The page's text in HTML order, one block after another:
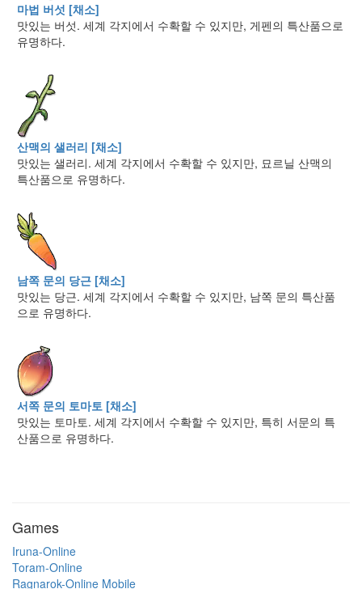
마법 버섯 [채소]
맛있는 버섯. 세계 각지에서 수확할 수 있지만, 게펜의 특산품으로
유명하다.
산맥의 샐러리 [채소]
맛있는 샐러리. 세계 각지에서 수확할 수 있지만, 묘르닐 산맥의
특산품으로 유명하다.
남쪽 문의 당근 [채소]
맛있는 당근. 세계 각지에서 수확할 수 있지만, 남쪽 문의 특산품
으로 유명하다.
서쪽 문의 토마토 [채소]
맛있는 토마토. 세계 각지에서 수확할 수 있지만, 특히 서문의 특
산품으로 유명하다.
Games
Iruna-Online
Toram-Online
Ragnarok-Online Mobile